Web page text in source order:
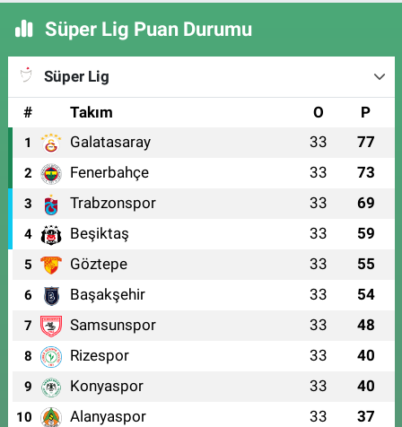
Süper Lig Puan Durumu
Süper Lig
#
Takım O P
1 Galatasaray 33 77
2 Fenerbahçe 33 73
3 Trabzonspor 33 69
4 Beşiktaş 33 59
5 Göztepe 33 55
6 Başakşehir 33 54
7 Samsunspor 33 48
8 Rizespor 33 40
9 Konyaspor 33 40
10 Alanyaspor 33 37